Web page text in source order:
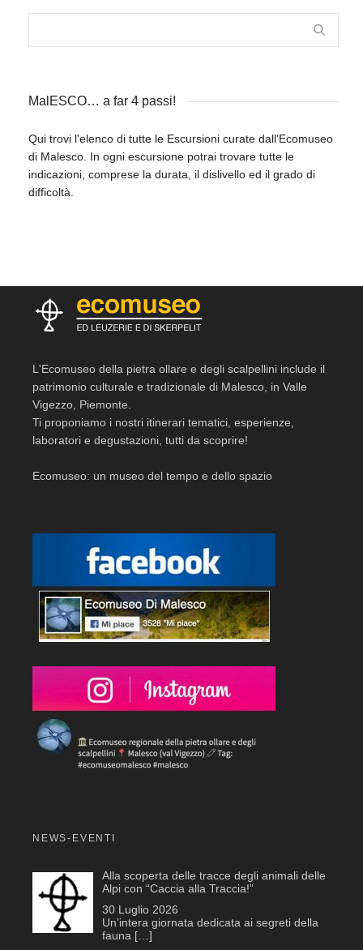
MalESCO… a far 4 passi!
Qui trovi l'elenco di tutte le Escursioni curate dall'Ecomuseo
di Malesco. In ogni escursione potrai trovare tutte le
indicazioni, comprese la durata, il dislivello ed il grado di
difficoltà.
L'Ecomuseo della pietra ollare e degli scalpellini include il
patrimonio culturale e tradizionale di Malesco, in Valle
Vigezzo, Piemonte.
Ti proponiamo i nostri itinerari tematici, esperienze,
laboratori e degustazioni, tutti da scoprire!
Ecomuseo: un museo del tempo e dello spazio
NEWS-EVENTI
Alla scoperta delle tracce degli animali delle
Alpi con “Caccia alla Traccia!”
30 Luglio 2026
Un’intera giornata dedicata ai segreti della
fauna […]